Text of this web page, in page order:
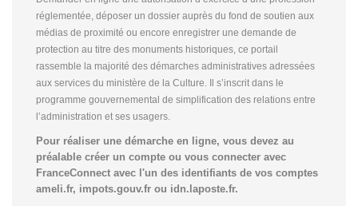
réglementée, déposer un dossier auprès du fond de soutien aux
médias de proximité ou encore enregistrer une demande de
protection au titre des monuments historiques, ce portail
rassemble la majorité des démarches administratives adressées
aux services du ministère de la Culture. Il s’inscrit dans le
programme gouvernemental de simplification des relations entre
l’administration et ses usagers.
Pour réaliser une démarche en ligne, vous devez au
préalable créer un compte ou vous connecter avec
FranceConnect avec l'un des identifiants de vos comptes
ameli.fr, impots.gouv.fr ou idn.laposte.fr.